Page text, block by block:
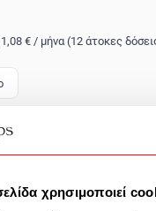
χρησιμοποιεί
1,08 € / μήνα (12 άτοκες